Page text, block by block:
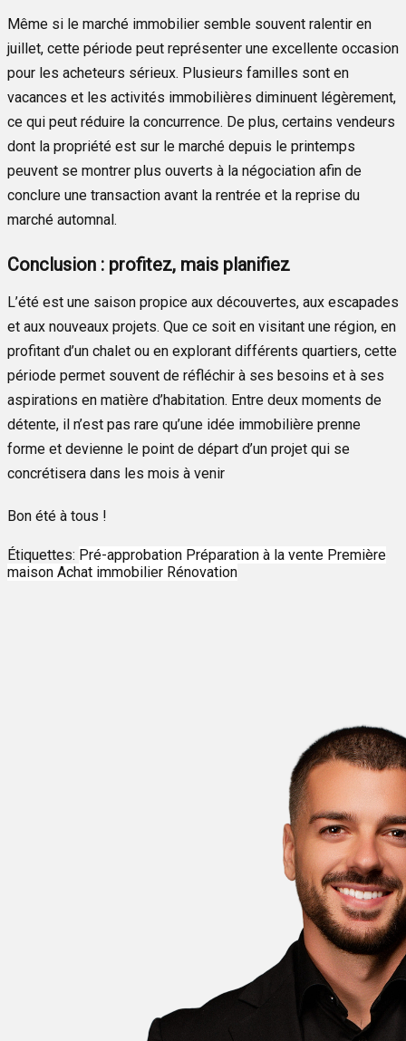
Même si le marché immobilier semble souvent ralentir en
juillet, cette période peut représenter une excellente occasion
pour les acheteurs sérieux. Plusieurs familles sont en
vacances et les activités immobilières diminuent légèrement,
ce qui peut réduire la concurrence. De plus, certains vendeurs
dont la propriété est sur le marché depuis le printemps
peuvent se montrer plus ouverts à la négociation afin de
conclure une transaction avant la rentrée et la reprise du
marché automnal.
Conclusion : profitez, mais planifiez
L’été est une saison propice aux découvertes, aux escapades
et aux nouveaux projets. Que ce soit en visitant une région, en
profitant d’un chalet ou en explorant différents quartiers, cette
période permet souvent de réfléchir à ses besoins et à ses
aspirations en matière d’habitation. Entre deux moments de
détente, il n’est pas rare qu’une idée immobilière prenne
forme et devienne le point de départ d’un projet qui se
concrétisera dans les mois à venir
Bon été à tous !
Étiquettes: Pré-approbation Préparation à la vente Première
maison Achat immobilier Rénovation